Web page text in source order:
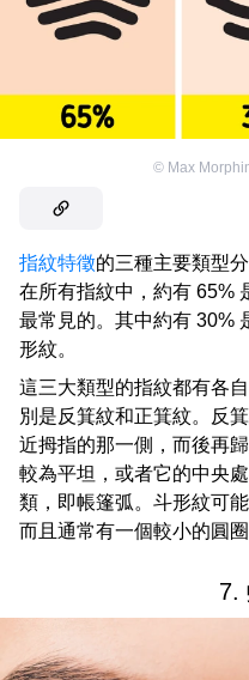
© Max
指紋特徵的三種主要類型
在所有指紋中，約有 65%
最常見的。其中約有 30%
形紋。
這三大類型的指紋都有各
別是反箕紋和正箕紋。反
近拇指的那一側，而後再
較為平坦，或者它的中央
類，即帳篷弧。斗形紋可
而且通常有一個較小的圓圈
7.